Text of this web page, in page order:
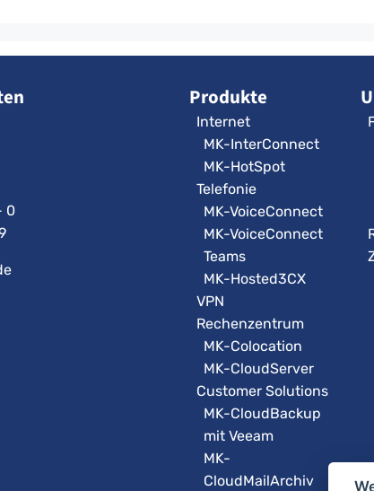
0
Produkte
Internet
MK-InterConnect
MK-HotSpot
Telefonie
MK-VoiceConnect
MK-VoiceConnect
Teams
MK-Hosted3CX
VPN
Rechenzentrum
MK-Colocation
MK-CloudServer
Customer Solutions
MK-CloudBackup
mit Veeam
MK-
CloudMailArchiv